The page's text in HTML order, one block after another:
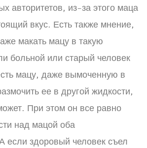
авторитетов, из-за этого маца
вкус. Есть также мнение,
макать мацу в такую
больной или старый человек
мацу, даже вымоченную в
ее в другой жидкости,
При этом он все равно
над мацой оба
если здоровый человек съел